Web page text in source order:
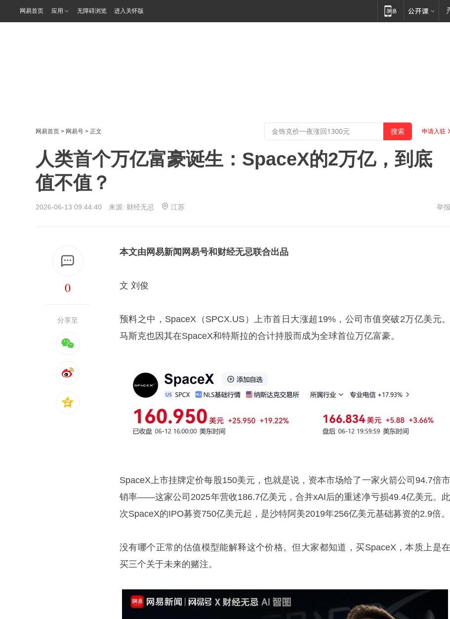
网易首页 应用 无障碍浏览 进入关怀版
网易首页 > 网易号 > 正文 申请入驻
人类首个万亿富豪诞生：SpaceX的2万亿，到底
值不值？
2026-06-13 09:44:40 来源: 财经无忌 江苏 举报
0
分享至
本文由网易新闻网易号和财经无忌联合出品
文 刘俊
预料之中，SpaceX（SPCX.US）上市首日大涨超19%，公司市值突破2万亿美元。
马斯克也因其在SpaceX和特斯拉的合计持股而成为全球首位万亿富豪。
SpaceX上市挂牌定价每股150美元，也就是说，资本市场给了一家火箭公司94.7倍市
销率——这家公司2025年营收186.7亿美元，合并xAI后的重述净亏损49.4亿美元。此
次SpaceX的IPO募资750亿美元起，是沙特阿美2019年256亿美元基础募资的2.9倍。
没有哪个正常的估值模型能解释这个价格。但大家都知道，买SpaceX，本质上是在
买三个关于未来的赌注。